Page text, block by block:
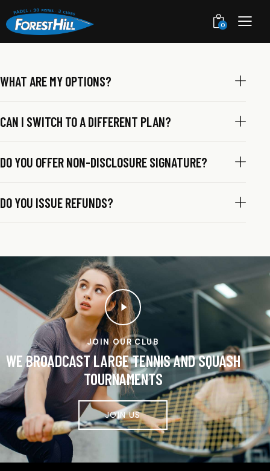
0
WHAT ARE MY OPTIONS?
CAN I SWITCH TO A DIFFERENT PLAN?
DO YOU OFFER NON-DISCLOSURE SIGNATURE?
DO YOU ISSUE REFUNDS?
JOIN OUR CLUB
WE BROADCAST LARGE TENNIS AND SQUASH
TOURNAMENTS
JOIN US